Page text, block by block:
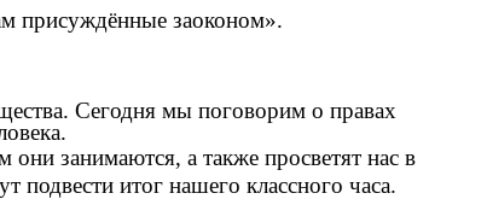
присуждённые заоконом».
Сегодня мы поговорим о правах
занимаются, а также просветят нас в
подвести итог нашего классного часа.